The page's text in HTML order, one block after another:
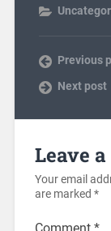
Previous
Next post
Leave
Your email
are marked *
Comment *